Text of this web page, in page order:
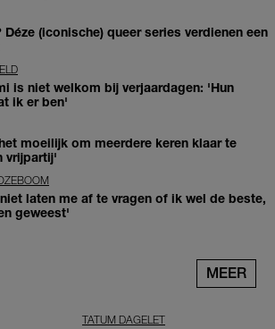
(iconische) queer series verdienen een
is niet welkom bij verjaardagen: 'Hun
ik er ben'
moeilijk om meerdere keren klaar te
vrijpartij'
laten me af te vragen of ik wel de beste,
geweest'
MEER
TATUM DAGELET